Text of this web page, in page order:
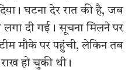
घटना देर रात की है, जब
दी गई। सूचना मिलने पर
मौके पर पहुंची, लेकिन तब
हो चुकी थी।